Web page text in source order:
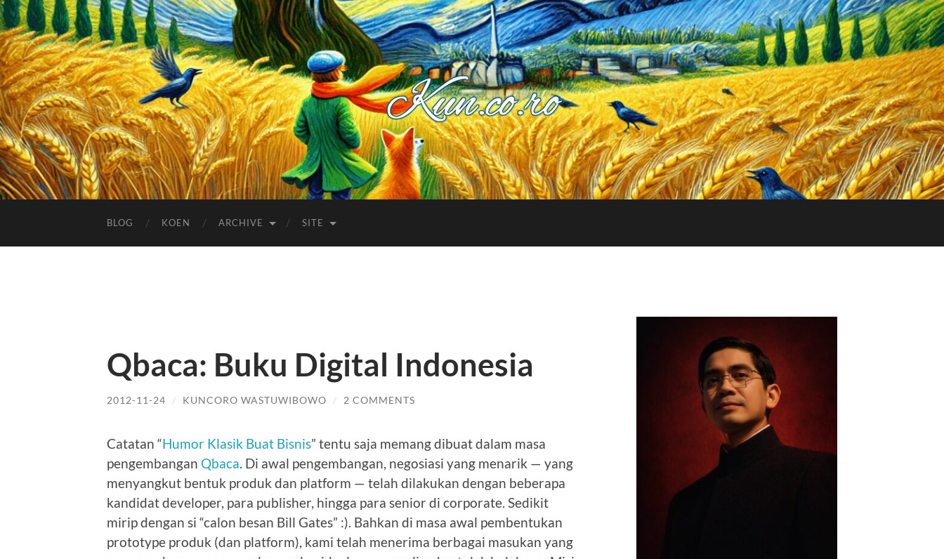
Kuncoro++
BLOG KOEN ARCHIVE SITE
Qbaca: Buku Digital Indonesia
2012-11-24 / KUNCORO WASTUWIBOWO / 2 COMMENTS
Catatan “Humor Klasik Buat Bisnis” tentu saja memang dibuat dalam masa
pengembangan Qbaca. Di awal pengembangan, negosiasi yang menarik — yang
menyangkut bentuk produk dan platform — telah dilakukan dengan beberapa
kandidat developer, para publisher, hingga para senior di corporate. Sedikit
mirip dengan si “calon besan Bill Gates” :). Bahkan di masa awal pembentukan
prototype produk (dan platform), kami telah menerima berbagai masukan yang